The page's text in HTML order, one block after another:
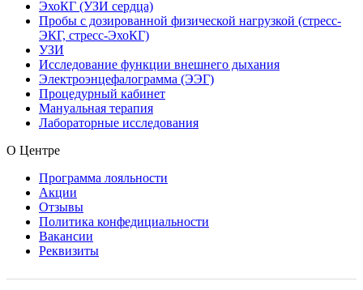
ЭхоКГ (УЗИ сердца)
Пробы с дозированной физической нагрузкой (стресс-
ЭКГ, стресс-ЭхоКГ)
УЗИ
Исследование функции внешнего дыхания
Электроэнцефалограмма (ЭЭГ)
Процедурный кабинет
Мануальная терапия
Лабораторные исследования
О Центре
Программа лояльности
Акции
Отзывы
Политика конфедициальности
Вакансии
Реквизиты